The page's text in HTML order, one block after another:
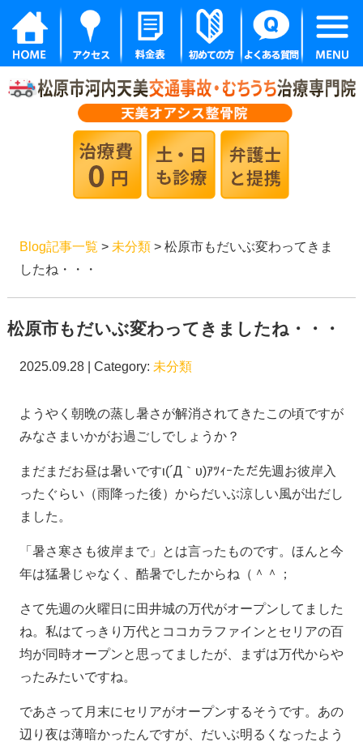
Blog記事一覧 > 未分類> 松原市もだいぶ変わってきま
したね・・・
松原市もだいぶ変わってきましたね・・・
2025.09.28 | Category: 未分類
ようやく朝晩の蒸し暑さが解消されてきたこの頃ですが
みなさまいかがお過ごしでしょうか？
まだまだお昼は暑いですι(´Д｀υ)ｱﾂｨｰただ先週お彼岸入
ったぐらい（雨降った後）からだいぶ涼しい風が出だし
ました。
「暑さ寒さも彼岸まで」とは言ったものです。ほんと今
年は猛暑じゃなく、酷暑でしたからね（＾＾；
さて先週の火曜日に田井城の万代がオープンしてました
ね。私はてっきり万代とココカラファインとセリアの百
均が同時オープンと思ってましたが、まずは万代からや
ったみたいですね。
であさって月末にセリアがオープンするそうです。あの
辺り夜は薄暗かったんですが、だいぶ明るくなったよう